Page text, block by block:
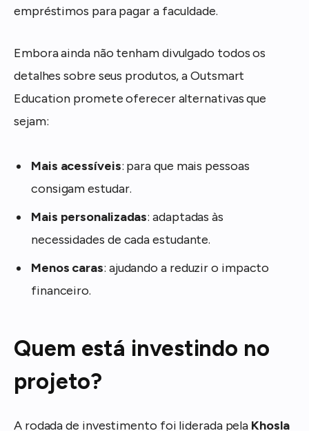
empréstimos para pagar a faculdade.
Embora ainda não tenham divulgado todos os
detalhes sobre seus produtos, a Outsmart
Education promete oferecer alternativas que
sejam:
Mais acessíveis: para que mais pessoas
consigam estudar.
Mais personalizadas: adaptadas às
necessidades de cada estudante.
Menos caras: ajudando a reduzir o impacto
financeiro.
Quem está investindo no
projeto?
A rodada de investimento foi liderada pela Khosla